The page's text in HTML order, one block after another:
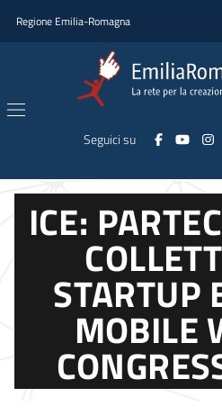
Regione Emilia-Romagna
Seguici su
ICE:
STARTUP
MOBILE